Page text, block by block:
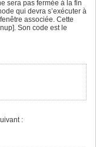
sera pas fermée à la fin
qui devra s’exécuter à
associée. Cette
Son code est le
: